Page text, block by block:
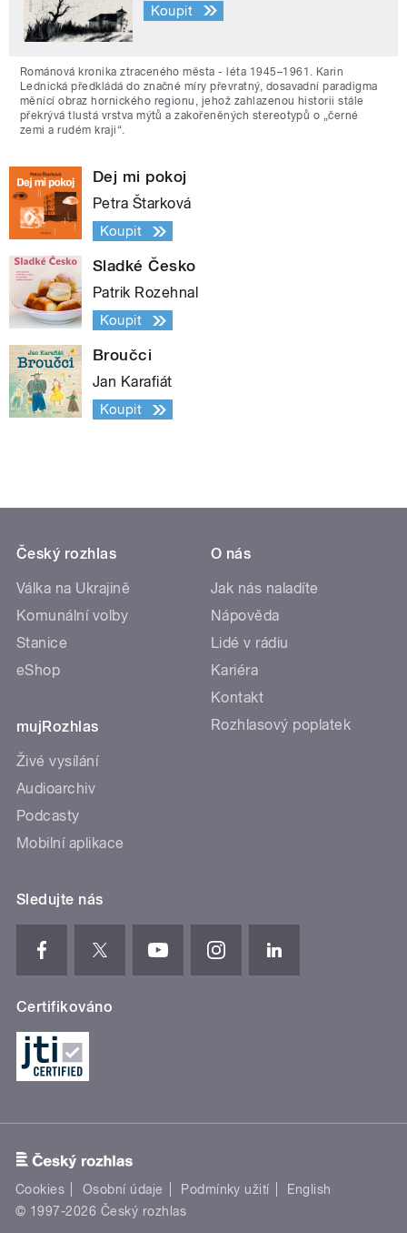
Koupit
Románová kronika ztraceného města - léta 1945–1961. Karin
Lednická předkládá do značné míry převratný, dosavadní paradigma
měnící obraz hornického regionu, jehož zahlazenou historii stále
překrývá tlustá vrstva mýtů a zakořeněných stereotypů o „černé
zemi a rudém kraji“.
Dej mi pokoj
Petra Štarková
Koupit
Sladké Česko
Patrik Rozehnal
Koupit
Broučci
Jan Karafiát
Koupit
Český rozhlas
Válka na Ukrajině
Komunální volby
Stanice
eShop
mujRozhlas
Živé vysílání
Audioarchiv
Podcasty
Mobilní aplikace
O nás
Jak nás naladíte
Nápověda
Lidé v rádiu
Kariéra
Kontakt
Rozhlasový poplatek
Sledujte nás
Certifikováno
Cookies Osobní údaje Podmínky užití
English
© 1997-2026 Český rozhlas